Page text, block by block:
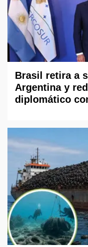
Brasil retira a
Argentina y
diplomático